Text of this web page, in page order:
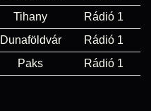
Tihany
Rádió 1
Dunaföldvár
Rádió 1
Paks Rádió 1